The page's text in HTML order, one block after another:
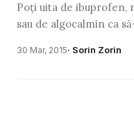
Poţi uita de ibuprofen,
sau de algocalmin ca
oferit mai multe …
30 Mar, 2015· Sorin Zorin